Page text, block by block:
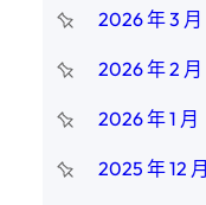
2026 年 3 月
2026 年 2 月
2026 年 1 月
2025 年 12 月